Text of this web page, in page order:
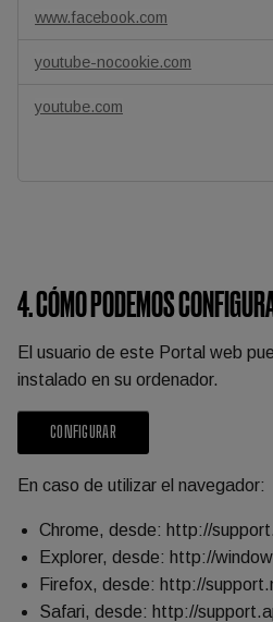
www.facebook.com
youtube-nocookie.com
youtube.com
4. CÓMO PODEMOS
El usuario de este Portal web
instalado en su ordenador.
CONFIGURAR
En caso de utilizar el navegador:
Chrome, desde: http://
Explorer, desde: http://
Firefox, desde: http://
Safari, desde: http://